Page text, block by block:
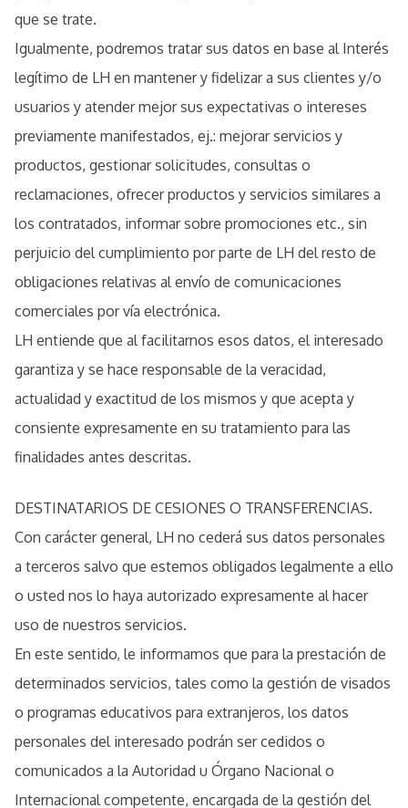
que se trate.
Igualmente, podremos tratar sus datos en base al Interés
legítimo de LH en mantener y fidelizar a sus clientes y/o
usuarios y atender mejor sus expectativas o intereses
previamente manifestados, ej.: mejorar servicios y
productos, gestionar solicitudes, consultas o
reclamaciones, ofrecer productos y servicios similares a
los contratados, informar sobre promociones etc., sin
perjuicio del cumplimiento por parte de LH del resto de
obligaciones relativas al envío de comunicaciones
comerciales por vía electrónica.
LH entiende que al facilitarnos esos datos, el interesado
garantiza y se hace responsable de la veracidad,
actualidad y exactitud de los mismos y que acepta y
consiente expresamente en su tratamiento para las
finalidades antes descritas.
DESTINATARIOS DE CESIONES O TRANSFERENCIAS.
Con carácter general, LH no cederá sus datos personales
a terceros salvo que estemos obligados legalmente a ello
o usted nos lo haya autorizado expresamente al hacer
uso de nuestros servicios.
En este sentido, le informamos que para la prestación de
determinados servicios, tales como la gestión de visados
o programas educativos para extranjeros, los datos
personales del interesado podrán ser cedidos o
comunicados a la Autoridad u Órgano Nacional o
Internacional competente, encargada de la gestión del